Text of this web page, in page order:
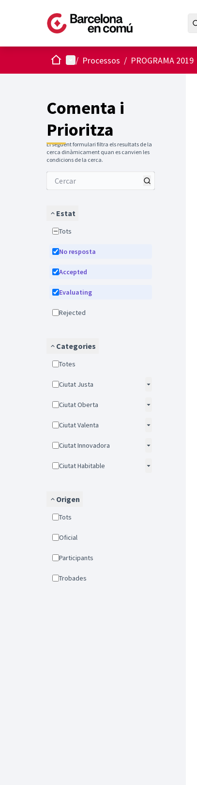
Inici Menú principal
/ Processos / PROGRAMA 2019
Comenta i
Prioritza
El següent formulari filtra els resultats de la
cerca dinàmicament quan es canvien les
condicions de la cerca.
Estat
Tots
No resposta
Accepted
Evaluating
Rejected
Categories
Totes
Ciutat Justa
Ciutat Oberta
Ciutat Valenta
Ciutat Innovadora
Ciutat Habitable
Origen
Tots
Oficial
Participants
Trobades